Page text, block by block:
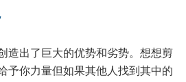
造出了巨大的优势和劣势。想想剪
予你力量但如果其他人找到其中的